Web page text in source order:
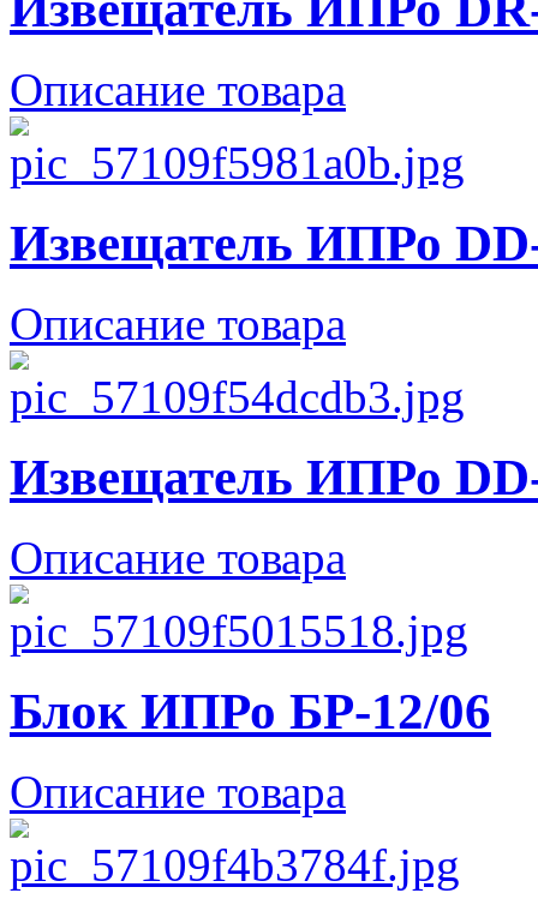
Описание товара
Извещатель ИПРо
Описание товара
Извещатель ИПРо
Описание товара
Блок ИПРо БР-12/06
Описание товара